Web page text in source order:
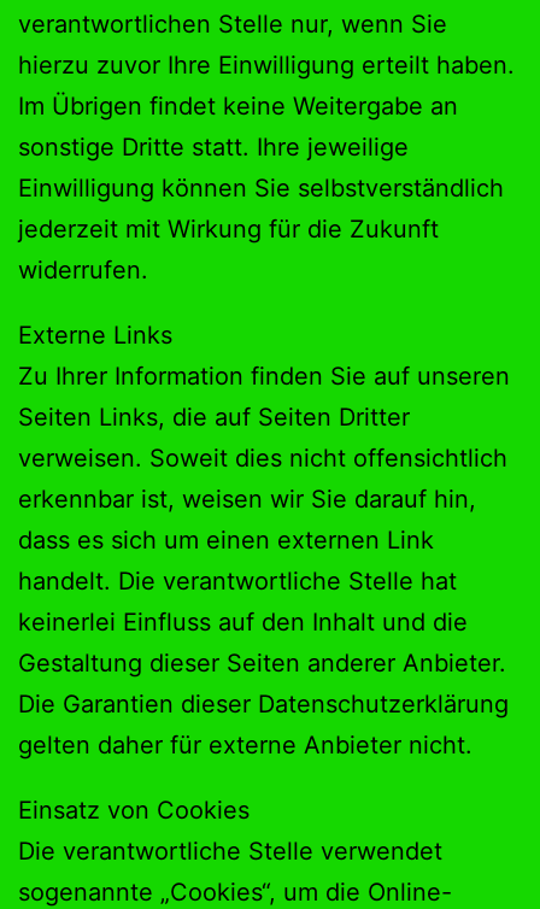
verantwortlichen Stelle nur, wenn Sie
hierzu zuvor Ihre Einwilligung erteilt haben.
Im Übrigen findet keine Weitergabe an
sonstige Dritte statt. Ihre jeweilige
Einwilligung können Sie selbstverständlich
jederzeit mit Wirkung für die Zukunft
widerrufen.
Externe Links
Zu Ihrer Information finden Sie auf unseren
Seiten Links, die auf Seiten Dritter
verweisen. Soweit dies nicht offensichtlich
erkennbar ist, weisen wir Sie darauf hin,
dass es sich um einen externen Link
handelt. Die verantwortliche Stelle hat
keinerlei Einfluss auf den Inhalt und die
Gestaltung dieser Seiten anderer Anbieter.
Die Garantien dieser Datenschutzerklärung
gelten daher für externe Anbieter nicht.
Einsatz von Cookies
Die verantwortliche Stelle verwendet
sogenannte „Cookies“, um die Online-